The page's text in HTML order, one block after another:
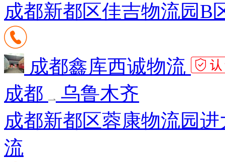
成都新都区佳吉物流园B
成都鑫库西诚物流
成都
乌鲁木齐
成都新都区蓉康物流园
流